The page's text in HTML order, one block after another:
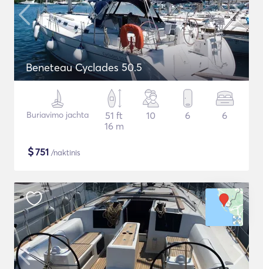
Beneteau Cyclades 50.5
Buriavimo jachta
51 ft
16 m
10 6 6
$751 /naktinis